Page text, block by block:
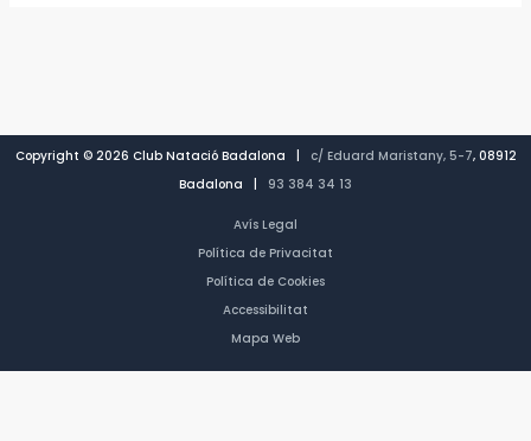
Copyright © 2026 Club Natació Badalona | c/ Eduard Maristany, 5-7, 08912
Badalona | 93 384 34 13
Avís Legal
Política de Privacitat
Política de Cookies
Accessibilitat
Mapa Web